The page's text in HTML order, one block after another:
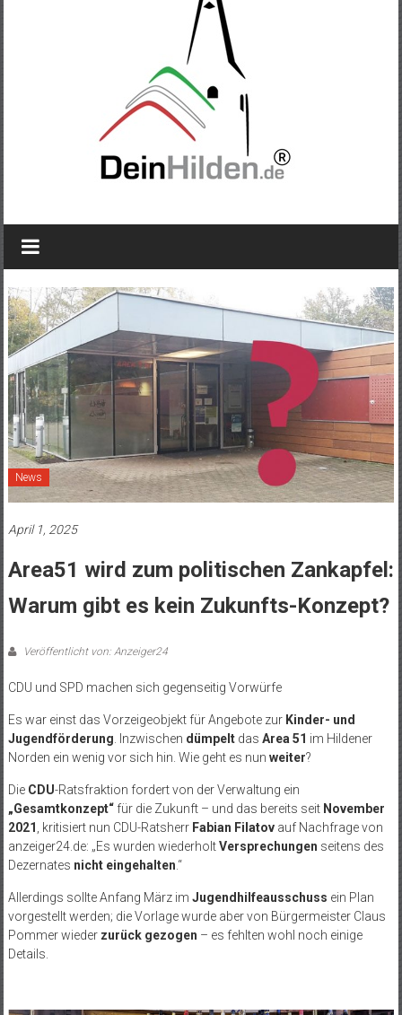
News
April 1, 2025
Area51 wird zum politischen Zankapfel:
Warum gibt es kein Zukunfts-Konzept?
Veröffentlicht von: Anzeiger24
CDU und SPD machen sich gegenseitig Vorwürfe
Es war einst das Vorzeigeobjekt für Angebote zur Kinder- und
Jugendförderung. Inzwischen dümpeltdas Area 51 im Hildener
Norden ein wenig vor sich hin. Wie geht es nun weiter?
Die CDU-Ratsfraktion fordert von der Verwaltung ein
„Gesamtkonzept“für die Zukunft – und das bereits seit November
2021 , kritisiert nun CDU-Ratsherr Fabian Filatovauf Nachfrage von
anzeiger24.de: „Es wurden wiederholtVersprechungen seitens des
Dezernates nicht eingehalten.“
Allerdings sollte Anfang März im Jugendhilfeausschuss ein Plan
vorgestellt werden; die Vorlage wurde aber von Bürgermeister Claus
Pommer wieder zurück gezogen – es fehlten wohl noch einige
Details.